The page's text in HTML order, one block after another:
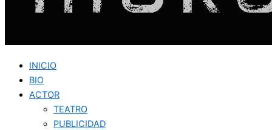
INICIO
BIO
ACTOR
TEATRO
PUBLICIDAD